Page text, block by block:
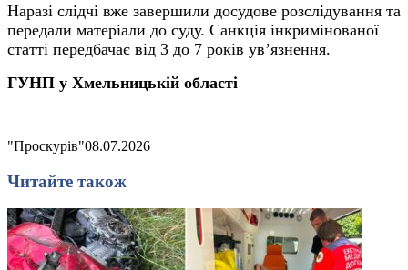
Наразі слідчі вже завершили досудове розслідування та
передали матеріали до суду. Санкція інкримінованої
статті передбачає від 3 до 7 років ув’язнення.
ГУНП у Хмельницькій області
"Проскурів"08.07.2026
Читайте також